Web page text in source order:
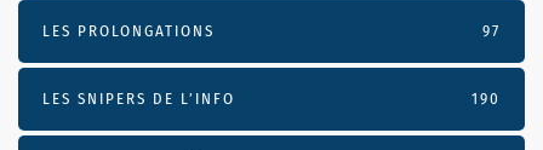
LES PROLONGATIONS 97
LES SNIPERS DE L’INFO 190